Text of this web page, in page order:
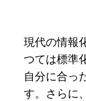
現代の情報
つては標準
自分に合っ
す。さらに